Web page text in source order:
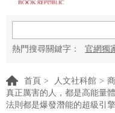
熱門搜尋關鍵字： 官網獨
首頁 > 人文社科館 >
真正厲害的人，都是高能量
法則都是爆發潛能的超級引